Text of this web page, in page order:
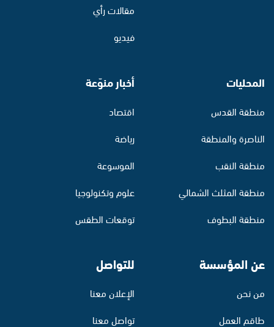
مقالات رأي
فيديو
المحليات
منطقة القدس
الناصرة والمنطقة
منطقة النقب
منطقة المثلث الشمالي
منطقة البطوف
أخبار منوّعة
اقتصاد
رياضة
الموسوعة
علوم وتكنولوجيا
توقعات الطقس
عن المؤسسة
من نحن
طاقم العمل
للتواصل
الإعلان معنا
تواصل معنا